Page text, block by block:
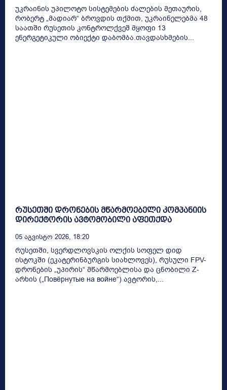
უკრაინის უპილოტო სისტემების ძალების მეთაურის,
რობერტ „მადიარ“ ბროვდის თქმით, უკრაინელებმა 48
საათში რუსეთის კონტროლქვეშ მყოფი 13
ენერგეტიკული ობიექტი დაბომბა.თავდასხმების...
რუსეთში დრონების მწარმოებელი კომპანიის
დირექტორის ავტომობილი აფეთქდა
05 Აგვისტო 2026, 18:20
რუსეთში, სვერდლოვსკის ოლქის სოფელ დიდ
ისტოკში (ეკატერინბურგის სიახლოვეს), რუსული FPV-
დრონების „უპირის“ მწარმოებლისა და ცნობილი Z-
არხის („Повёрнутые на войне“) ავტორის,...